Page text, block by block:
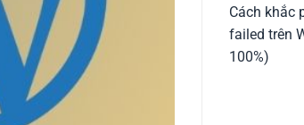
Cách khắc
failed trên
100%)